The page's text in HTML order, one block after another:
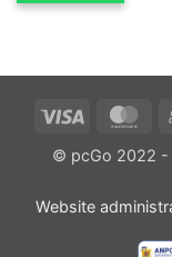
Visa
© pcGo 2022 -
Website